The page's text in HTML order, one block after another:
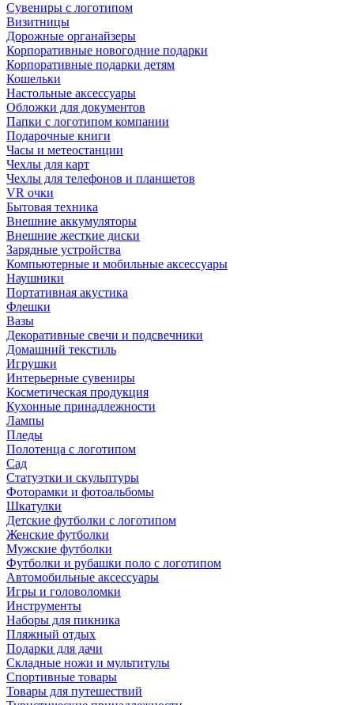
Сувениры с логотипом
Визитницы
Дорожные органайзеры
Корпоративные новогодние подарки
Корпоративные подарки детям
Кошельки
Настольные аксессуары
Обложки для документов
Папки с логотипом компании
Подарочные книги
Часы и метеостанции
Чехлы для карт
Чехлы для телефонов и планшетов
VR очки
Бытовая техника
Внешние аккумуляторы
Внешние жесткие диски
Зарядные устройства
Компьютерные и мобильные аксессуары
Наушники
Портативная акустика
Флешки
Вазы
Декоративные свечи и подсвечники
Домашний текстиль
Игрушки
Интерьерные сувениры
Косметическая продукция
Кухонные принадлежности
Лампы
Пледы
Полотенца с логотипом
Сад
Статуэтки и скульптуры
Фоторамки и фотоальбомы
Шкатулки
Детские футболки с логотипом
Женские футболки
Мужские футболки
Футболки и рубашки поло с логотипом
Автомобильные аксессуары
Игры и головоломки
Инструменты
Наборы для пикника
Пляжный отдых
Подарки для дачи
Складные ножи и мультитулы
Спортивные товары
Товары для путешествий